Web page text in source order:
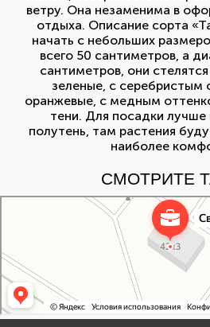
ветру. Она незаменима в
отдыха. Описание сорта
начать с небольших
всего 50 сантиметров, а
сантиметров, они
зеленые, с серебристым
оранжевые, с медным
тени. Для посадки лучше
полутень, там растения
наиболее
СМОТРИТЕ
Питомник растений в Москве
Садовый центр в Москве